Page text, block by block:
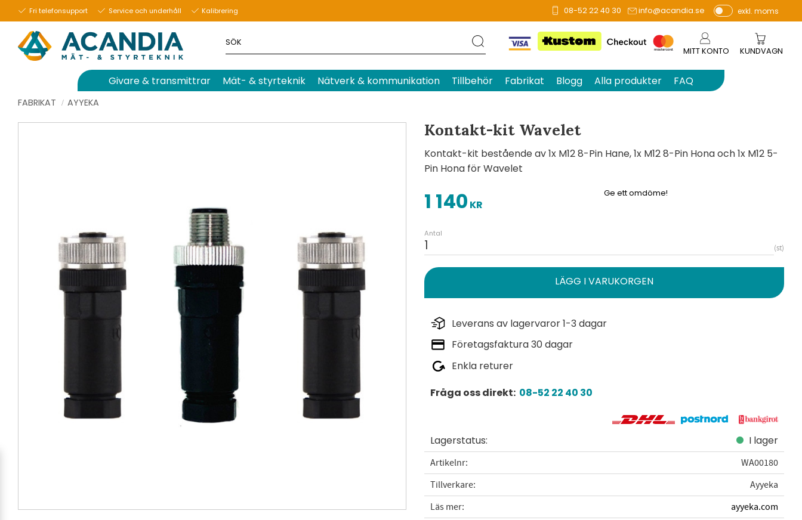
Fri telefonsupport Service och underhåll Kalibrering 08-52 22 40 30 info@acandia.se
P
e
r
vi
exkl. moms
MITT KONTO KUNDVAGN
Givare & transmittrar Mät- & styrteknik Nätverk & kommunikation Tillbehör Fabrikat Blogg Alla produkter FAQ
FABRIKAT AYYEKA
Kontakt-kit Wavelet
Kontakt-kit bestående av 1x M12 8-Pin Hane, 1x M12 8-Pin Hona och 1x M12 5-
Pin Hona för Wavelet
1 140 KR
Antal
st
Leverans av lagervaror 1-3 dagar
Företagsfaktura 30 dagar
Enkla returer
Fråga oss direkt: 08-52 22 40 30
Lagerstatus I lager
Artikelnr
WA00180
Tillverkare
Ayyeka
Läs mer
ayyeka.com
Ge ett omdöme!
Baserat på 0 betyg.